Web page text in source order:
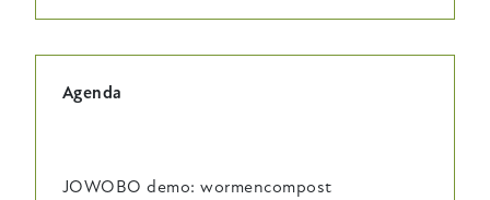
Agenda
JOWOBO demo: wormencompost